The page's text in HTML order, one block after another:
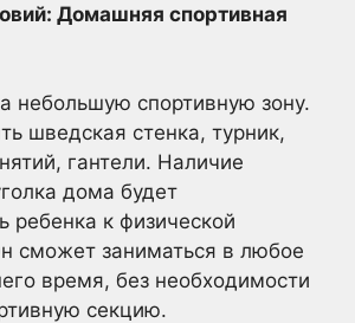
Домашняя спортивная
небольшую спортивную зону.
шведская стенка, турник,
гантели. Наличие
дома будет
ребенка к физической
сможет заниматься в любое
время, без необходимости
секцию.